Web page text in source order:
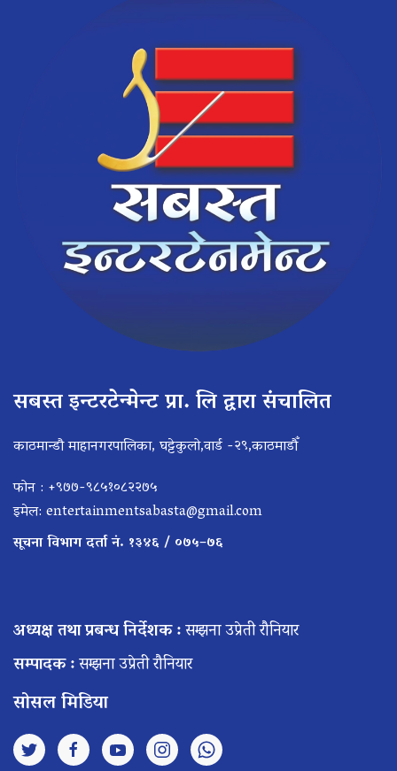
सबस्त इन्टरटेन्मेन्ट प्रा. लि द्वारा संचालित
काठमान्डौ माहानगरपालिका, घट्टेकुलो,वार्ड -२९,काठमाडौँ
फोन : +९७७-९८५१०८२२७५
इमेल: entertainmentsabasta@gmail.com
सूचना विभाग दर्ता नं. १३४६ / ०७५–७६
अध्यक्ष तथा प्रबन्ध निर्देशक :सम्झना उप्रेती रौनियार
सम्पादक :सम्झना उप्रेती रौनियार
सोसल मिडिया